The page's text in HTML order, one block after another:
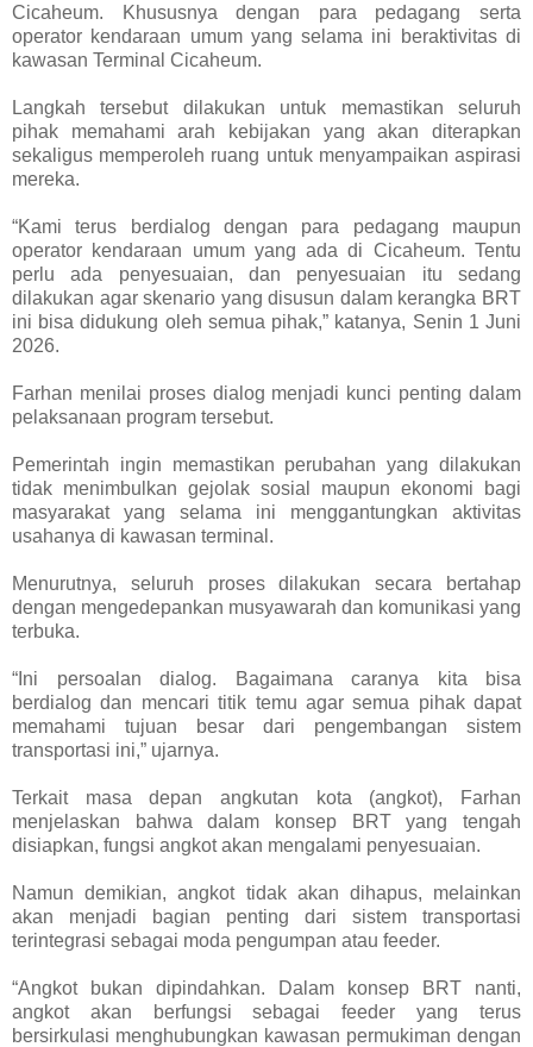
Cicaheum. Khususnya dengan para pedagang serta
operator kendaraan umum yang selama ini beraktivitas di
kawasan Terminal Cicaheum.
Langkah tersebut dilakukan untuk memastikan seluruh
pihak memahami arah kebijakan yang akan diterapkan
sekaligus memperoleh ruang untuk menyampaikan aspirasi
mereka.
“Kami terus berdialog dengan para pedagang maupun
operator kendaraan umum yang ada di Cicaheum. Tentu
perlu ada penyesuaian, dan penyesuaian itu sedang
dilakukan agar skenario yang disusun dalam kerangka BRT
ini bisa didukung oleh semua pihak,” katanya, Senin 1 Juni
2026.
Farhan menilai proses dialog menjadi kunci penting dalam
pelaksanaan program tersebut.
Pemerintah ingin memastikan perubahan yang dilakukan
tidak menimbulkan gejolak sosial maupun ekonomi bagi
masyarakat yang selama ini menggantungkan aktivitas
usahanya di kawasan terminal.
Menurutnya, seluruh proses dilakukan secara bertahap
dengan mengedepankan musyawarah dan komunikasi yang
terbuka.
“Ini persoalan dialog. Bagaimana caranya kita bisa
berdialog dan mencari titik temu agar semua pihak dapat
memahami tujuan besar dari pengembangan sistem
transportasi ini,” ujarnya.
Terkait masa depan angkutan kota (angkot), Farhan
menjelaskan bahwa dalam konsep BRT yang tengah
disiapkan, fungsi angkot akan mengalami penyesuaian.
Namun demikian, angkot tidak akan dihapus, melainkan
akan menjadi bagian penting dari sistem transportasi
terintegrasi sebagai moda pengumpan atau feeder.
“Angkot bukan dipindahkan. Dalam konsep BRT nanti,
angkot akan berfungsi sebagai feeder yang terus
bersirkulasi menghubungkan kawasan permukiman dengan